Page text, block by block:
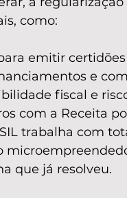
como:
emitir
e
fiscal e
com a Receita
trabalha com
que já resolveu.